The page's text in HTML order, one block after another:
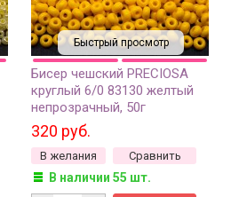
Быстрый просмотр
Бисер чешский PRECIOSA
круглый 6/0 83130 желтый
непрозрачный, 50г
320 руб.
В желания Сравнить
В наличии 55 шт.